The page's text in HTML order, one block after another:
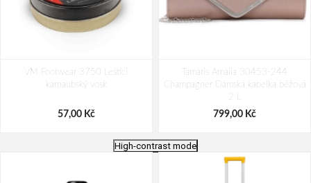
VM Footwear 3750 Leštící
karnaubský vosk
57,00 Kč
Tamaris Amalia 30453-244
Champagner Dámská kabelka béžová
2 L
799,00 Kč
High-contrast mode